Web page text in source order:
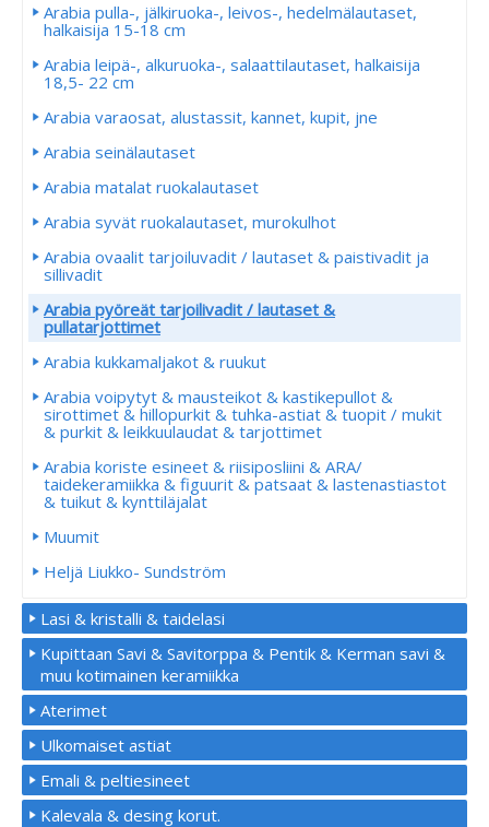
Arabia pulla-, jälkiruoka-, leivos-, hedelmälautaset,
halkaisija 15-18 cm
Arabia leipä-, alkuruoka-, salaattilautaset, halkaisija
18,5- 22 cm
Arabia varaosat, alustassit, kannet, kupit, jne
Arabia seinälautaset
Arabia matalat ruokalautaset
Arabia syvät ruokalautaset, murokulhot
Arabia ovaalit tarjoiluvadit / lautaset & paistivadit ja
sillivadit
Arabia pyöreät tarjoilivadit / lautaset &
pullatarjottimet
Arabia kukkamaljakot & ruukut
Arabia voipytyt & mausteikot & kastikepullot &
sirottimet & hillopurkit & tuhka-astiat & tuopit / mukit
& purkit & leikkuulaudat & tarjottimet
Arabia koriste esineet & riisiposliini & ARA/
taidekeramiikka & figuurit & patsaat & lastenastiastot
& tuikut & kynttiläjalat
Muumit
Heljä Liukko- Sundström
Lasi & kristalli & taidelasi
Kupittaan Savi & Savitorppa & Pentik & Kerman savi &
muu kotimainen keramiikka
Aterimet
Ulkomaiset astiat
Emali & peltiesineet
Kalevala & desing korut.